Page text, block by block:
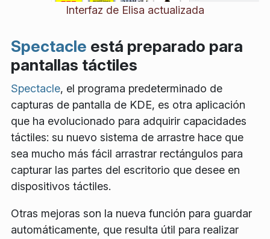
Interfaz de Elisa actualizada
Spectacle está preparado para
pantallas táctiles
Spectacle, el programa predeterminado de
capturas de pantalla de KDE, es otra aplicación
que ha evolucionado para adquirir capacidades
táctiles: su nuevo sistema de arrastre hace que
sea mucho más fácil arrastrar rectángulos para
capturar las partes del escritorio que desee en
dispositivos táctiles.
Otras mejoras son la nueva función para guardar
automáticamente, que resulta útil para realizar